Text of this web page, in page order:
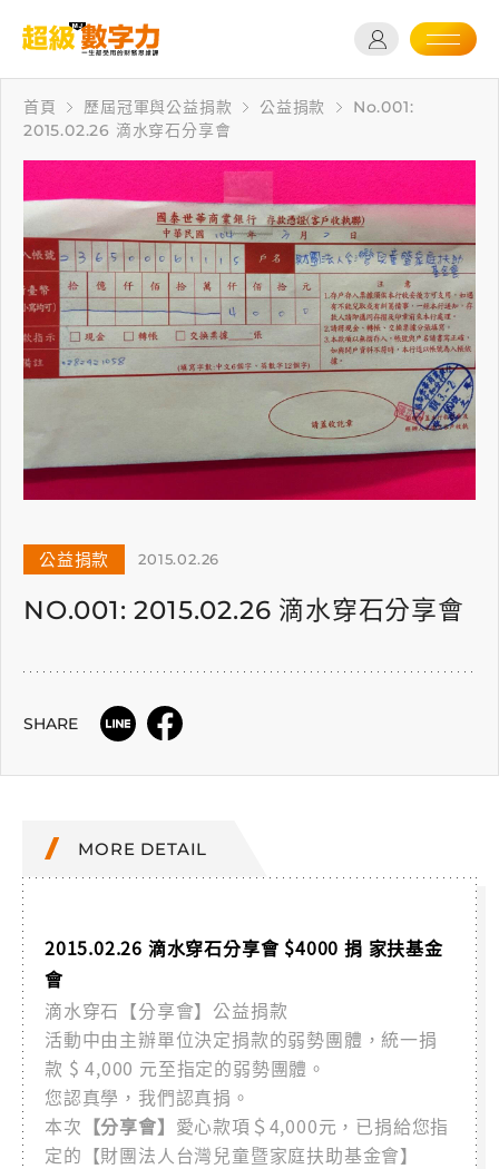
首頁 歷屆冠軍與公益捐款 公益捐款
No.001:
2015.02.26 滴水穿石分享會
公益捐款 2015.02.26
NO.001: 2015.02.26 滴水穿石分享會
SHARE
MORE DETAIL
2015.02.26 滴水穿石分享會 $4000 捐 家扶基金
會
滴水穿石【分享會】公益捐款
活動中由主辦單位決定捐款的弱勢團體，統一捐
款 $ 4,000 元至指定的弱勢團體。
您認真學，我們認真捐。
本次 【分享會】 愛心款項＄4,000元，已捐給您指
定的【財團法人台灣兒童暨家庭扶助基金會】